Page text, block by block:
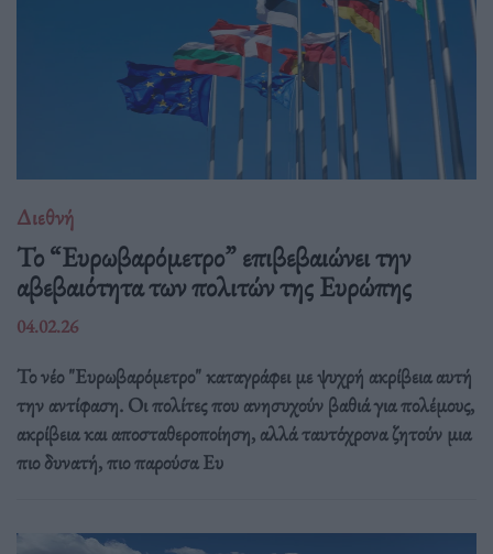
Διεθνή
Το “Ευρωβαρόμετρο” επιβεβαιώνει την
αβεβαιότητα των πολιτών της Ευρώπης
04.02.26
Το νέο "Ευρωβαρόμετρο" καταγράφει με ψυχρή ακρίβεια αυτή
την αντίφαση. Oι πολίτες που ανησυχούν βαθιά για πολέμους,
ακρίβεια και αποσταθεροποίηση, αλλά ταυτόχρονα ζητούν μια
πιο δυνατή, πιο παρούσα Ευ